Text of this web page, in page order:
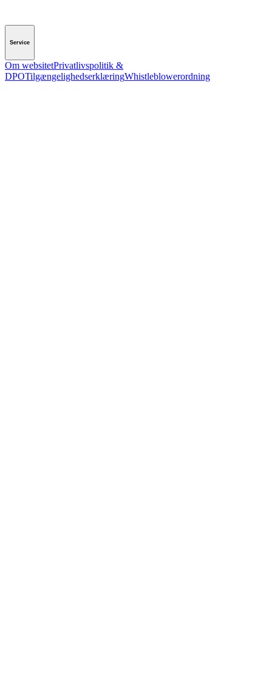
Service
Om websitetPrivatlivspolitik &
DPOTilgængelighedserklæringWhistleblowerordning